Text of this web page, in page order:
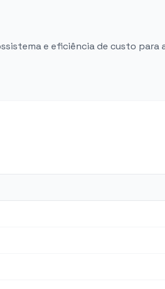
e eficiência de custo para